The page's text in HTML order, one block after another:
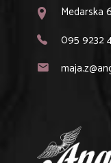
Medarska
095 9232